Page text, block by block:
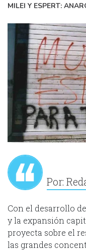
MILEI Y ESPERT:
Por:
Con el desarrollo
y la expansión
proyecta sobre el
las grandes